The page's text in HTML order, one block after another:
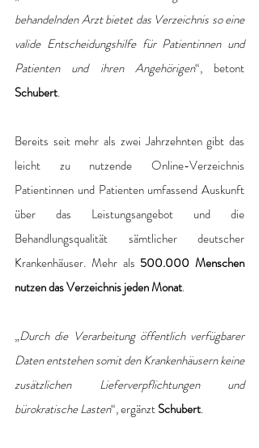
behandelnden Arzt bietet das Verzeichnis so eine
valide Entscheidungshilfe für Patientinnen und
Patienten und ihren Angehörigen
Schubert.
Bereits seit mehr als zwei Jahrzehnten gibt das
leicht zu nutzende Online-Verzeichnis
Patientinnen und Patienten umfassend Auskunft
über das Leistungsangebot und die
Behandlungsqualität sämtlicher deutscher
Krankenhäuser. Mehr als 500.000 Menschen
nutzen das Verzeichnis jeden Monat.
„Durch die Verarbeitung öffentlich verfügbarer
Daten entstehen somit den Krankenhäusern keine
zusätzlichen Lieferverpflichtungen und
bürokratische Lasten“, ergänzt Schubert.